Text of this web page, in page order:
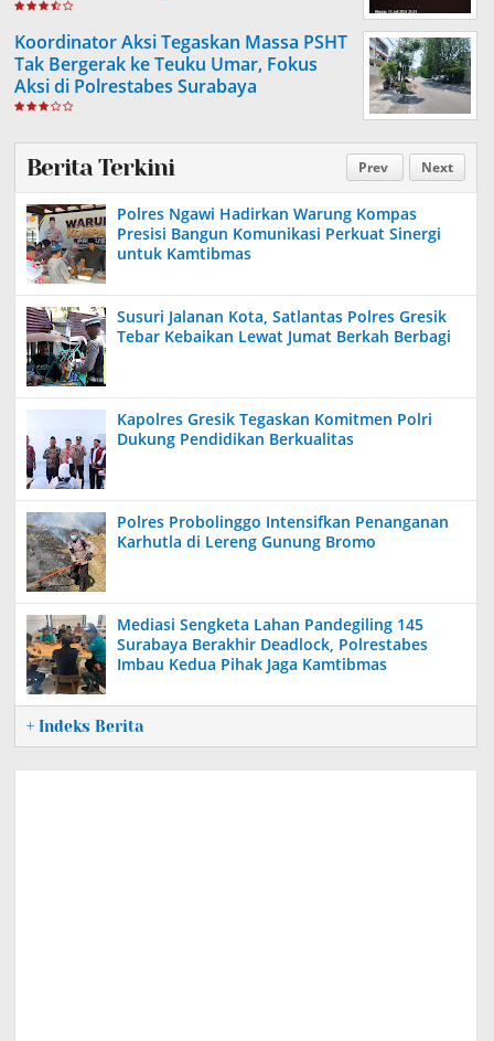
Koordinator Aksi Tegaskan Massa PSHT
Tak Bergerak ke Teuku Umar, Fokus
Aksi di Polrestabes Surabaya
Prev Next
Berita Terkini
Polres Ngawi Hadirkan Warung Kompas
Presisi Bangun Komunikasi Perkuat Sinergi
untuk Kamtibmas
Susuri Jalanan Kota, Satlantas Polres Gresik
Tebar Kebaikan Lewat Jumat Berkah Berbagi
Kapolres Gresik Tegaskan Komitmen Polri
Dukung Pendidikan Berkualitas
Polres Probolinggo Intensifkan Penanganan
Karhutla di Lereng Gunung Bromo
Mediasi Sengketa Lahan Pandegiling 145
Surabaya Berakhir Deadlock, Polrestabes
Imbau Kedua Pihak Jaga Kamtibmas
+ Indeks Berita